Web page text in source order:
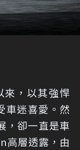
來，以其強悍
車迷喜愛。然
，卻一直是車
高層透露，由